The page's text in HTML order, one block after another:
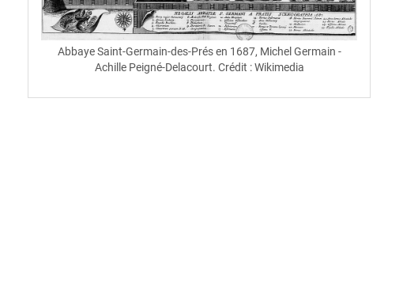
Abbaye Saint-Germain-des-Prés en 1687, Michel Germain -
Achille Peigné-Delacourt. Crédit : Wikimedia